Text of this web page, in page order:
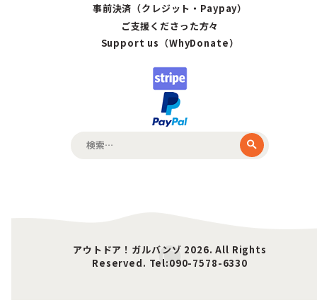
事前決済（クレジット・Paypay）
ご支援くださった方々
Support us（WhyDonate）
アウトドア！ガルバンゾ 2026. All Rights
Reserved. Tel:090-7578-6330